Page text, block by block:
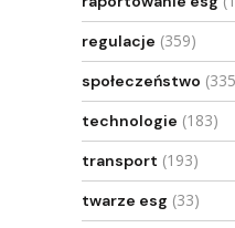
regulacje (359)
społeczeństwo
technologie (183)
transport (193)
twarze esg (33)